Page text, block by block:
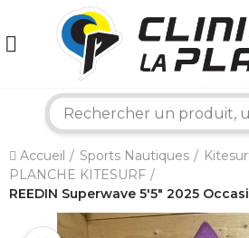
Accueil Sports Nautiques
PLANCHE KITESURF
REEDIN Superwave 5'5" 2025
Bonjour ! Je suis votre expert
Comment puis-je vous aider